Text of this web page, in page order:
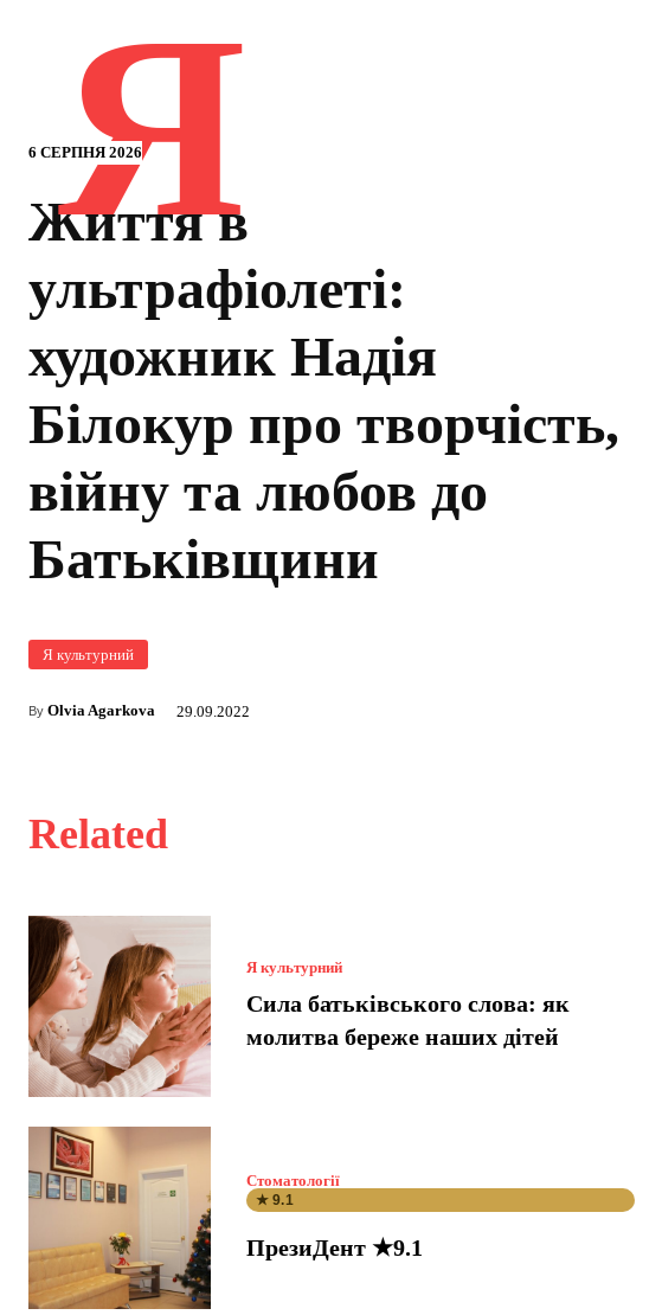
6 СЕРПНЯ 2026
Я
Життя в
ультрафіолеті:
художник Надія
Білокур про творчість,
війну та любов до
Батьківщини
Я культурний
By Olvia Agarkova 29.09.2022
Related
Я культурний
Сила батьківського слова: як
молитва береже наших дітей
Стоматології
★ 9.1
ПрезиДент ★9.1